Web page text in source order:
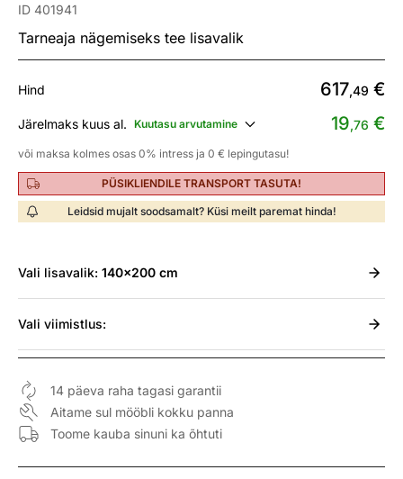
ID 401941
Tarneaja nägemiseks tee lisavalik
Hind 617,49 €
Järelmaks kuus al. Kuutasu arvutamine 19,76 €
või maksa kolmes osas 0% intress ja 0 € lepingutasu!
PÜSIKLIENDILE TRANSPORT TASUTA!
Leidsid mujalt soodsamalt? Küsi meilt paremat hinda!
Vali lisavalik: 140x200 cm
Vali viimistlus:
14 päeva raha tagasi garantii
Aitame sul mööbli kokku panna
Toome kauba sinuni ka õhtuti